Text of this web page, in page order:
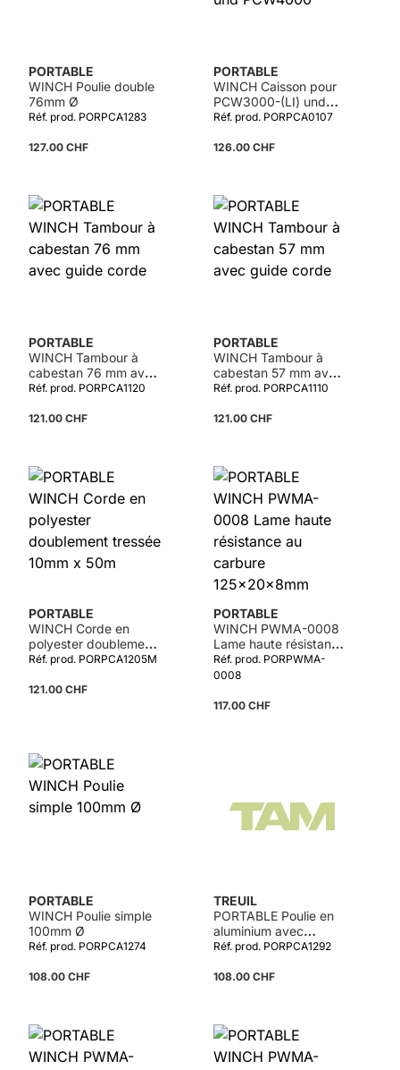
PORTABLE
WINCH Poulie double
76mm Ø
Réf. prod. PORPCA1283
127.00 CHF
PORTABLE
WINCH Caisson pour
PCW3000-(LI) und
PCW4000
Réf. prod. PORPCA0107
126.00 CHF
PORTABLE
WINCH Tambour à
cabestan 76 mm avec
guide corde
Réf. prod. PORPCA1120
121.00 CHF
PORTABLE
WINCH Tambour à
cabestan 57 mm avec
guide corde
Réf. prod. PORPCA1110
121.00 CHF
PORTABLE
WINCH Corde en
polyester doublement
tressée 10mm x 50m
Réf. prod. PORPCA1205M
121.00 CHF
PORTABLE
WINCH PWMA-0008
Lame haute résistance
au carbure
125x20x8mm
Réf. prod. PORPWMA-
0008
117.00 CHF
PORTABLE
WINCH Poulie simple
100mm Ø
Réf. prod. PORPCA1274
108.00 CHF
TREUIL
PORTABLE Poulie en
aluminium avec
panneaux latéraux
Réf. prod. PORPCA1292
108.00 CHF